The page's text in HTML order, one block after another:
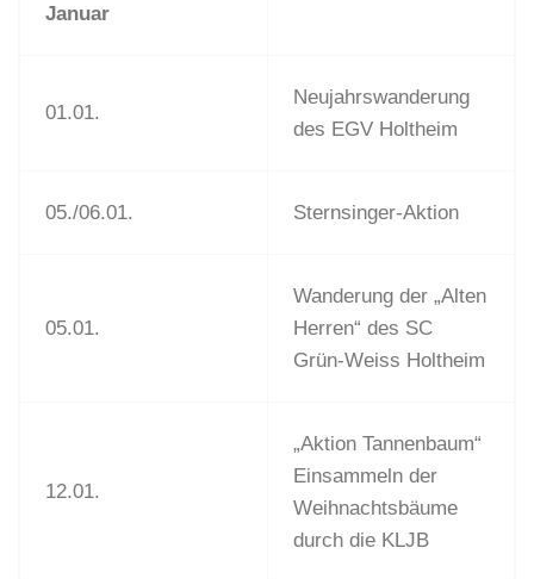
Januar
01.01.
Neujahrswanderung
des EGV Holtheim
05./06.01. Sternsinger-Aktion
05.01.
Wanderung der „Alten
Herren“ des SC
Grün-Weiss Holtheim
12.01.
„Aktion Tannenbaum“
Einsammeln der
Weihnachtsbäume
durch die KLJB